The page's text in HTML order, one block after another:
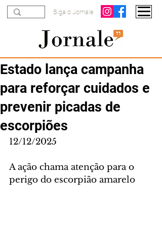
Siga o Jornale
Estado lança campanha
para reforçar cuidados e
prevenir picadas de
escorpiões
12/12/2025
A ação chama atenção para o
perigo do escorpião amarelo